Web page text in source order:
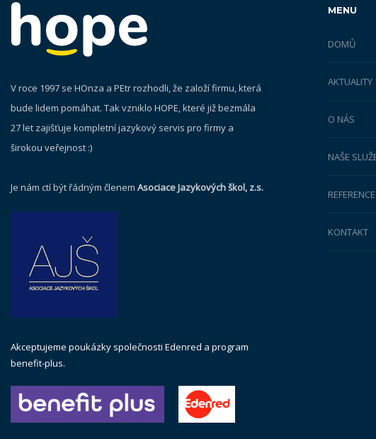
V roce 1997 se HOnza a PEtr rozhodli, že založí firmu, která
bude lidem pomáhat. Tak vzniklo HOPE, které již bezmála
27 let zajišťuje kompletní jazykový servis pro firmy a
širokou veřejnost :)
Je nám ctí být řádným členem Asociace Jazykových škol, z.s.
Akceptujeme poukázky společnosti Edenred a program
benefit-plus.
MENU
DOMŮ
AKTUALITY
O NÁS
NAŠE
REFERENCE
KONTAKT